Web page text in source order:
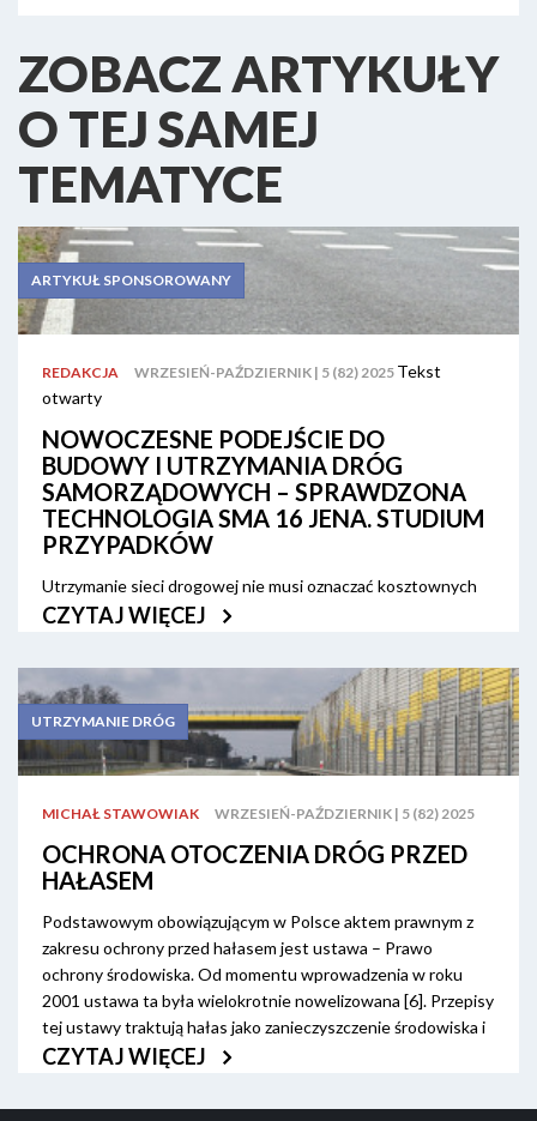
ZOBACZ ARTYKUŁY
O TEJ SAMEJ
TEMATYCE
ARTYKUŁ SPONSOROWANY
REDAKCJA WRZESIEŃ-PAŹDZIERNIK | 5 (82) 2025 Tekst
otwarty
NOWOCZESNE PODEJŚCIE DO
BUDOWY I UTRZYMANIA DRÓG
SAMORZĄDOWYCH – SPRAWDZONA
TECHNOLOGIA SMA 16 JENA. STUDIUM
PRZYPADKÓW
Utrzymanie sieci drogowej nie musi oznaczać kosztownych
przebudów. Coraz częściej sięgamy po rozwiązania, które są
asfaltowe – prosta metoda na przywrócenie funkcjonalności
nawierzchni bez ingerencji w całą konstrukcję drogi.
Kluczową rolę odgrywa tu mieszanka mineralno-asfaltowa
SMA 16 JENA, która sprawdza się nie tylko jako materiał do
nakładek, ale również w nowych nawierzchniach. Trwałość,
staje się standardem w nowoczesnym utrzymaniu dróg.
Wniniejszym artykule wskażemy przykłady zastosowań
technologii SMA16 JENA, które sprawdziły się w praktyce.
CZYTAJ WIĘCEJ
UTRZYMANIE DRÓG
MICHAŁ STAWOWIAK WRZESIEŃ-PAŹDZIERNIK | 5 (82) 2025
OCHRONA OTOCZENIA DRÓG PRZED
HAŁASEM
Podstawowym obowiązującym w Polsce aktem prawnym z
zakresu ochrony przed hałasem jest ustawa – Prawo
ochrony środowiska. Od momentu wprowadzenia w roku
2001 ustawa ta była wielokrotnie nowelizowana [6]. Przepisy
tej ustawy traktują hałas jako zanieczyszczenie środowiska i
dlatego przyjmują takie same ogólne zasady, obowiązki i
środowiska. Ustawa nakłada obowiązek tworzenia
CZYTAJ WIĘCEJ